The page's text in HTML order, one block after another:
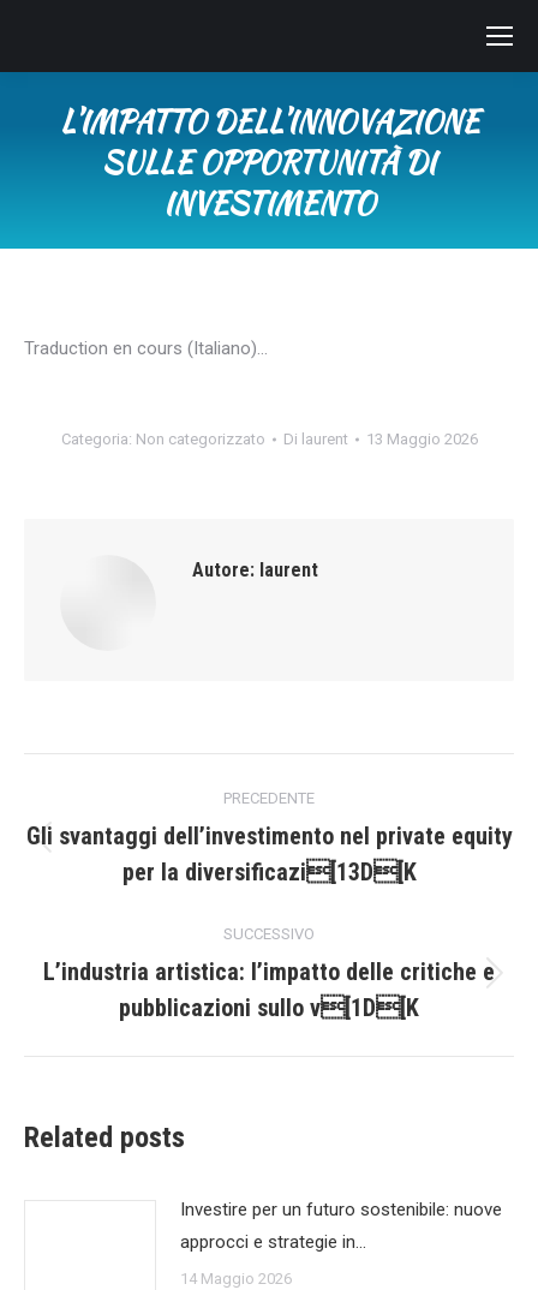
L’IMPATTO DELL’INNOVAZIONE
SULLE OPPORTUNITÀ DI
INVESTIMENTO
Traduction en cours (Italiano)…
Categoria: Non categorizzato Di laurent 13 Maggio 2026
Autore: laurent
tra
PRECEDENTE
precedente:
Gli svantaggi dell’investimento nel private equity
per la diversificazi[13D[K
SUCCESSIVO
Prossimo
post:
L’industria artistica: l’impatto delle critiche e
pubblicazioni sullo v[1D[K
Related posts
Investire per un futuro sostenibile: nuove
approcci e strategie in…
14 Maggio 2026